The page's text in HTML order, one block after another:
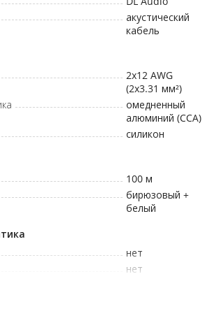
и совместимость с
в автомобильных
акустический
кабель
2x12 AWG
(2x3.31 мм²)
омедненный
алюминий (CCA)
силикон
100 м
бирюзовый +
белый
нет
нет